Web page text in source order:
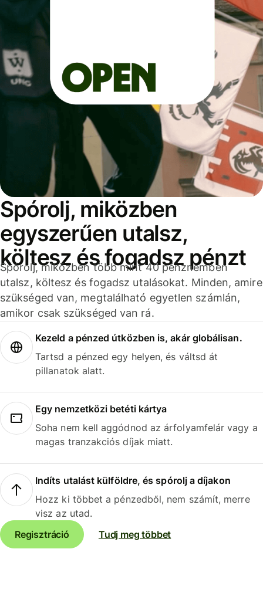
Spórolj, miközben
egyszerűen utalsz,
költesz és fogadsz pénzt
Spórolj, miközben több mint 40 pénznemben
utalsz, költesz és fogadsz utalásokat. Minden, amire
szükséged van, megtalálható egyetlen számlán,
amikor csak szükséged van rá.
Kezeld a pénzed útközben is, akár globálisan.
Tartsd a pénzed egy helyen, és váltsd át
pillanatok alatt.
Egy nemzetközi betéti kártya
Soha nem kell aggódnod az árfolyamfelár vagy a
magas tranzakciós díjak miatt.
Indíts utalást külföldre, és spórolj a díjakon
Hozz ki többet a pénzedből, nem számít, merre
visz az utad.
Regisztráció
Tudj meg többet